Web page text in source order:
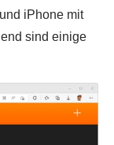
iPhone mit
sind einige